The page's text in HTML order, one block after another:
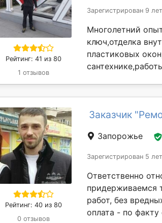
Рейтинг: 41 из 80
1 отзывов
Зарегистрирован 9
Многолетний
ключ,отделка
пластиковых
Рейтинг: 40 из 80
0 отзывов
Заказчик
Запорожье
Зарегистрирован 5
Ответственно
придерживаемся
работ, без
оплата - по